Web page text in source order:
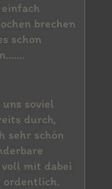
brechen
schon
uns soviel
durch,
sehr schön
mit dabei
ordentlich.